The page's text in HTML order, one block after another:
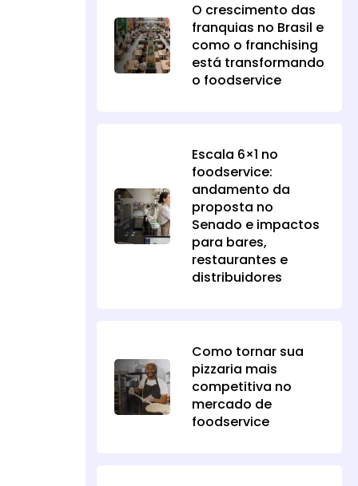
O crescimento das
franquias no Brasil e
como o franchising
está transformando
o foodservice
Escala 6×1 no
foodservice:
andamento da
proposta no
Senado e impactos
para bares,
restaurantes e
distribuidores
Como tornar sua
pizzaria mais
competitiva no
mercado de
foodservice